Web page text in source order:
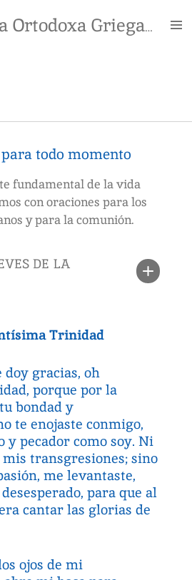
Iglesia Ortodoxa Griega de San Espiridón
todo momento
fundamental de la vida
con oraciones para los
y para la comunión.
DE LA
Trinidad
gracias, oh
porque por la
bondad y
te enojaste conmigo,
y pecador como soy. Ni
transgresiones; sino
me levantaste,
para que al
cantar las glorias de
ojos de mi